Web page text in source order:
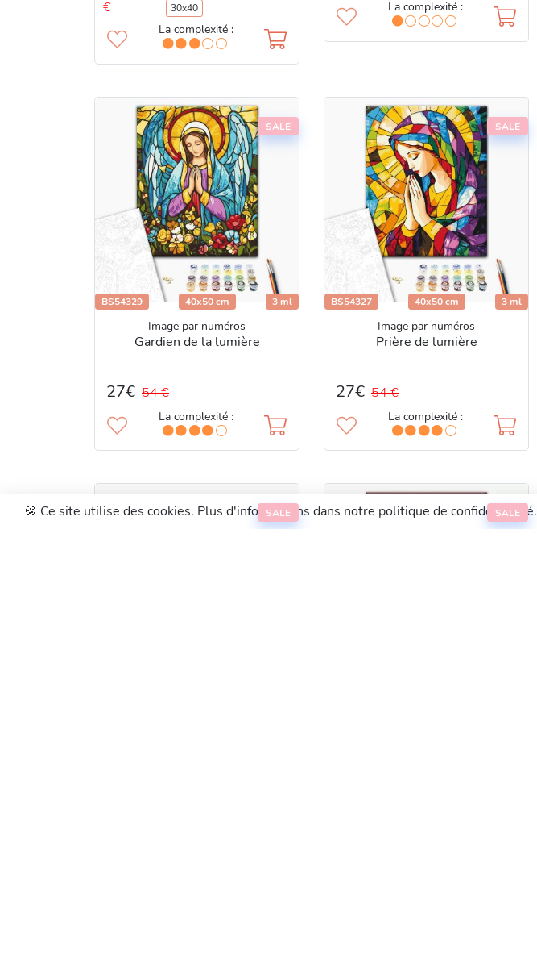
€
30x40
La complexité :
La complexité :
SALE
BS54329 40x50 cm 3 ml
Image par numéros
Gardien de la lumière
27€ 54 €
La complexité :
SALE
BS54327 40x50 cm 3 ml
Image par numéros
Prière de lumière
27€ 54 €
La complexité :
SALE SALE
🍪 Ce site utilise des cookies. Plus d'informations dans notre politique de confidentialité.